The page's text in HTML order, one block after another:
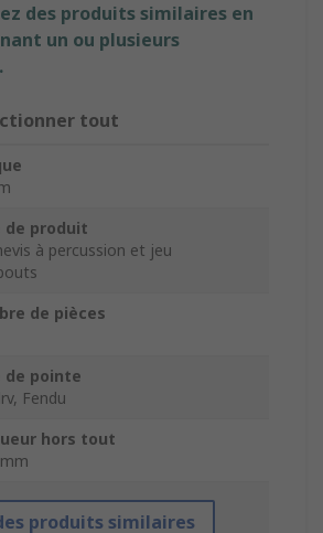
des produits similaires en
un ou plusieurs
tout
de produit
à percussion et jeu
de pièces
de pointe
Fendu
hors tout
produits similaires